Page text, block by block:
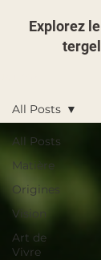
Explorez
All Posts
Matière
Origines
Vision
Art de
Vivre
All Posts